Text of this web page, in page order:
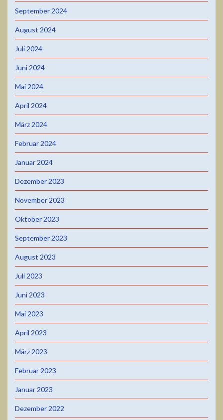
September 2024
August 2024
Juli 2024
Juni 2024
Mai 2024
April 2024
März 2024
Februar 2024
Januar 2024
Dezember 2023
November 2023
Oktober 2023
September 2023
August 2023
Juli 2023
Juni 2023
Mai 2023
April 2023
März 2023
Februar 2023
Januar 2023
Dezember 2022